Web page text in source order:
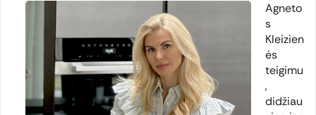
Agneto
s
Kleizien
ės
teigimu
,
didžiau